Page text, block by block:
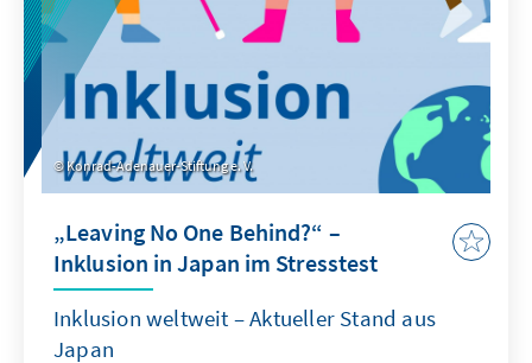
Konrad-Adenauer-Stiftung e. V.
„Leaving No One Behind?“ –
Inklusion in Japan im Stresstest
Inklusion weltweit – Aktueller Stand aus
Japan